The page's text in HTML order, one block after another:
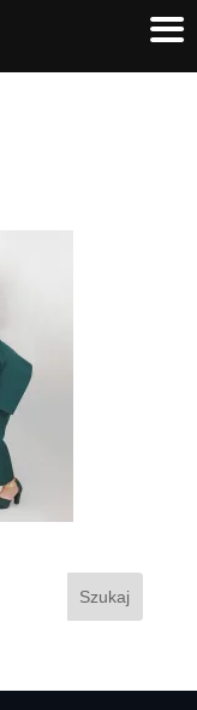
Szukaj